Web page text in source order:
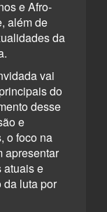
e Afro-
além de
da
vai
do
desse
e
o foco na
apresentar
atuais e
da luta por